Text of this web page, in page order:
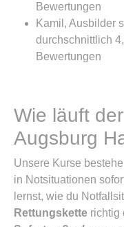
Bewertungen
Kamil, Ausbilder
durchschnittlich
Bewertungen
Wie läuft
Augsburg
Unsere Kurse
in Notsituationen
lernst, wie du
Rettungskette richtig